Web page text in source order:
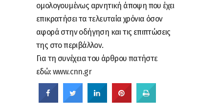
ομολογουμένως αρνητική άποψη που έχει
επικρατήσει τα τελευταία χρόνια όσον
αφορά στην οδήγηση και τις επιπτώσεις
της στο περιβάλλον.
Για τη συνέχεια του άρθρου πατήστε
εδώ: www.cnn.gr